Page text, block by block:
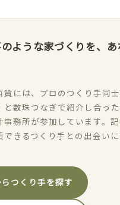
ような家づくりを、
貨には、プロのつくり手同
と数珠つなぎで紹介し合っ
事務所が参加しています。
できるつくり手との出会い
つくり手を探す